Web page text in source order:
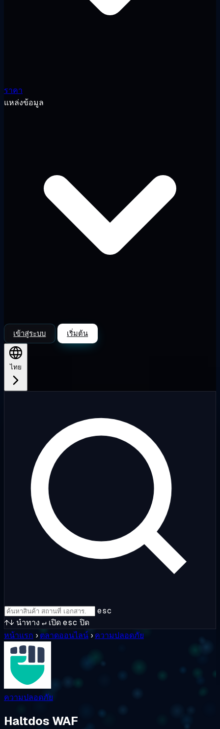
ราคา
แหล่งข้อมูล
เข้าสู่ระบบ เริ่มต้น
ไทย
esc
↑↓ นำทาง ↵ เปิดesc ปิด
หน้าแรก › ตลาดออนไลน์ › ความปลอดภัย
ความปลอดภัย
Haltdos WAF